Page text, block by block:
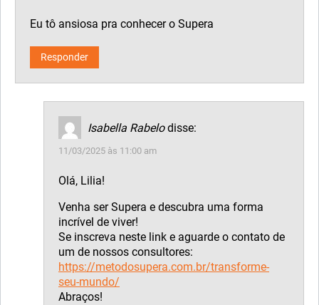
Eu tô ansiosa pra conhecer o Supera
Responder
Isabella Rabelo disse:
11/03/2025 às 11:00 am
Olá, Lilia!
Venha ser Supera e descubra uma forma
incrível de viver!
Se inscreva neste link e aguarde o contato de
um de nossos consultores:
https://metodosupera.com.br/transforme-
seu-mundo/
Abraços!